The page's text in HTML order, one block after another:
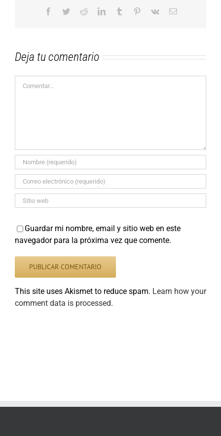
Facebook
TwitterRedditLinkedInTumblr Pinterest
Vk
Correo
Deja tu comentario
Guardar mi nombre, email y sitio web en este
navegador para la próxima vez que comente.
This site uses Akismet to reduce spam. Learn how your
comment data is processed.